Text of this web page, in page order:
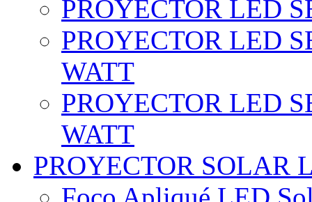
PROYECTOR LED
PROYECTOR LED
WATT
PROYECTOR LED
WATT
PROYECTOR SOLAR